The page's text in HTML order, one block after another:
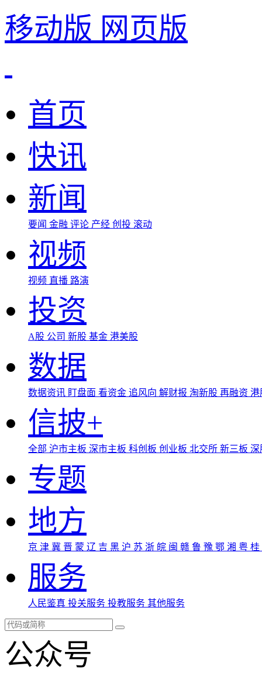
移动版 网页版
首页
快讯
新闻
要闻 金融 评论 产经 创投 滚动
视频
视频 直播 路演
投资
A股 公司 新股 基金 港美股
数据
数据资讯 盯盘面 看资金 追风向 解财报 淘新股 再融资
信披+
全部 沪市主板 深市主板 科创板 创业板 北交所 新三板
专题
地方
京 津 冀 晋 蒙 辽 吉 黑 沪 苏 浙 皖 闽 赣 鲁 豫 鄂 湘 粤 桂
服务
人民鉴真 投关服务 投教服务 其他服务
公众号